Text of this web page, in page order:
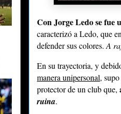
Con Jorge Ledo se fue
caracterizó a Ledo, que
defender sus colores. A
En su trayectoria, y
manera unipersonal,
protector de un club que,
ruina.